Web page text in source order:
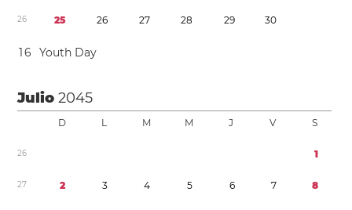
26 25 26 27 28 29 30
16 Youth Day
Julio2045
D L M M J V S
26 1
27 2 3 4 5 6 7 8